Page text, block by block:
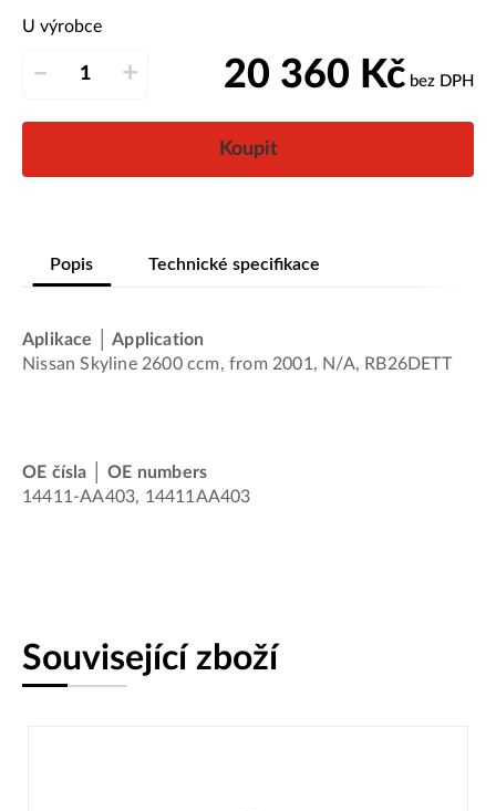
U výrobce
– + 20 360 Kč bez DPH
Koupit
Popis Technické specifikace
Aplikace │ Application
Nissan Skyline 2600 ccm, from 2001, N/A, RB26DETT
OE čísla │ OE numbers
14411-AA403, 14411AA403
Související zboží